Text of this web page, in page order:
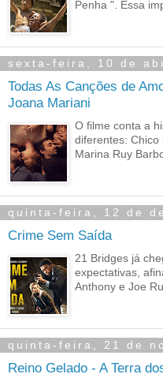
Penha ". Essa
sexta-feira, 10 de
Todas As Canções de
Joana Mariani
O filme conta a
diferentes: Chico
Marina Ruy
quinta-feira, 12 de
Crime Sem Saída
21 Bridges já
expectativas,
Anthony e Joe
quinta-feira, 21 de
Reino Gelado - A Terra